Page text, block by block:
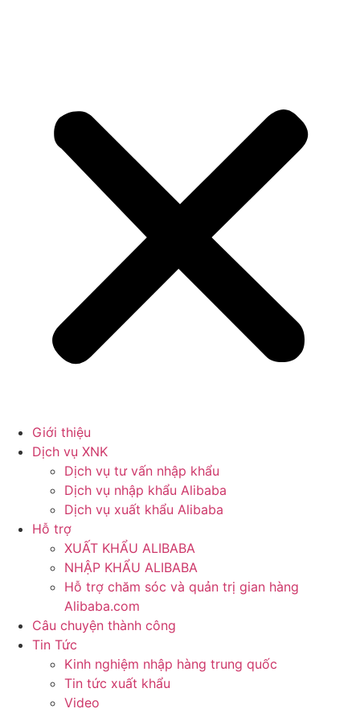
Giới thiệu
Dịch vụ XNK
Dịch vụ tư vấn nhập khẩu
Dịch vụ nhập khẩu Alibaba
Dịch vụ xuất khẩu Alibaba
Hỗ trợ
XUẤT KHẨU ALIBABA
NHẬP KHẨU ALIBABA
Hỗ trợ chăm sóc và quản trị gian hàng
Alibaba.com
Câu chuyện thành công
Tin Tức
Kinh nghiệm nhập hàng trung quốc
Tin tức xuất khẩu
Video